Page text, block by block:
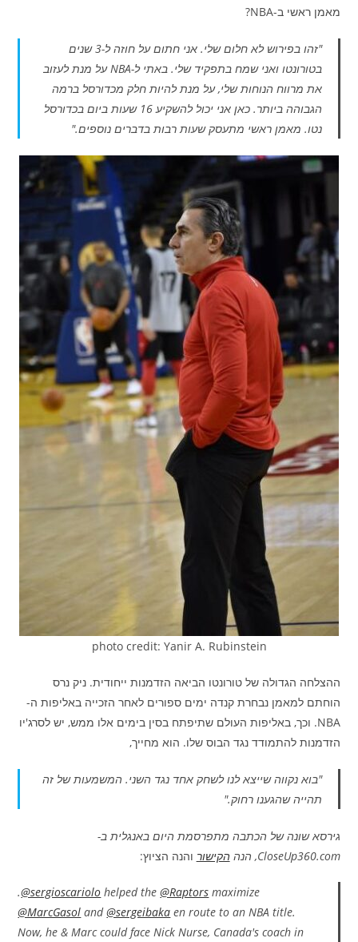
מאמן ראשי ב-NBA?
"זהו בפירוש לא חלום שלי. אני חתום על חוזה ל-3 שנים
בטורונטו ואני שמח בתפקיד שלי. באתי ל-NBA על מנת לעזוב
את מרווח הנוחות שלי, על מנת להיות חלק מכדורסל ברמה
הגבוהה ביותר. כאן אני יכול להשקיע 16 שעות ביום בכדורסל
נטו. מאמן ראשי מתעסק שעות רבות בדברים נוספים."
photo credit: Yanir A. Rubinstein
ההצלחה הגדולה של טורונטו הביאה הזדמנות ייחודית. ניק נרס
הוחתם למאמן נבחרת קנדה ימים ספורים לאחר הזכייה באליפות ה-
NBA. וכך, באליפות העולם שתיפתח בסין בימים אלו ממש, יש לסרג'יו
הזדמנות להתמודד נגד הבוס שלו. הוא מחייך,
"בוא נקווה שייצא לנו לשחק אחד נגד השני. המשמעות של זה
תהייה שהגענו רחוק."
גירסא שונה של הכתבה מתפרסמת היום באנגלית ב-
CloseUp360.com, הנה
הקישור והנה הציוץ:
.@sergioscariolo helped the@Raptors maximize
@MarcGasol and@sergeibaka en route to an NBA title.
Now, he & Marc could face Nick Nurse, Canada's coach in